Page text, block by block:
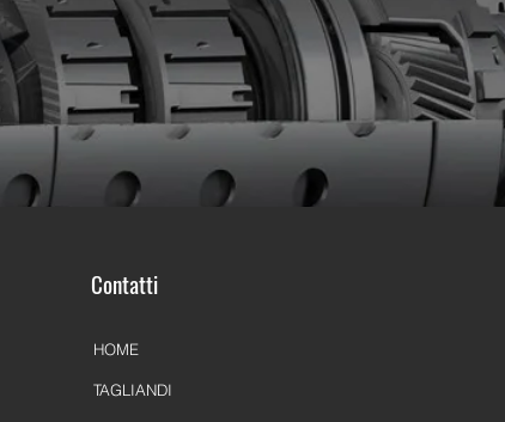
Contatti
HOME
TAGLIANDI